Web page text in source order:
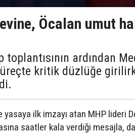
Öcalan umut
ardından
kritik düzlüğe
ilk imzayı atan MHP lideri
saatler kala verdiği mesajla,